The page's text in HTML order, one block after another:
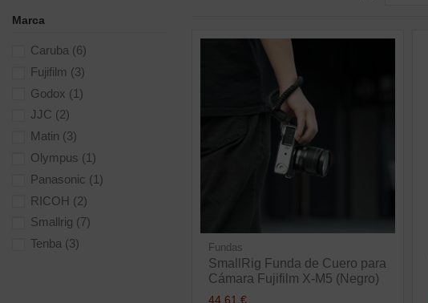
Fundas
SmallRig Funda de Cuero para
Cámara Fujifilm X-M5 (Negro)
44,61 €
Marca
Caruba (6)
Fujifilm (3)
Godox (1)
JJC (2)
Matin (3)
Olympus (1)
Panasonic (1)
RICOH (2)
Smallrig (7)
Tenba (3)